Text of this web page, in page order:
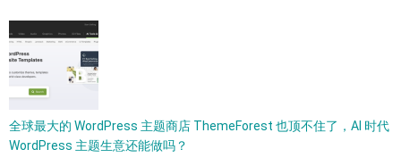
全球最大的 WordPress 主题商店 ThemeForest 也顶不住了，AI 时代
WordPress 主题生意还能做吗？